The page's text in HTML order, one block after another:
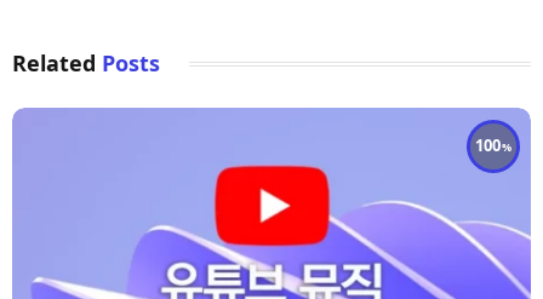
Related Posts
100